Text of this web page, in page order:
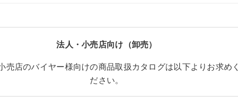
法人・小売店向け（卸売）
売店のバイヤー様向けの商品取扱カタログは以下よりお求め
ださい。